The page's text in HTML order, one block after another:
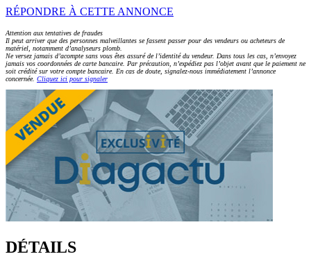
RÉPONDRE À CETTE ANNONCE
Attention aux tentatives de fraudes
Il peut arriver que des personnes malveillantes se fassent passer pour des vendeurs ou acheteurs de
matériel, notamment d’analyseurs plomb.
Ne versez jamais d’acompte sans vous êtes assuré de l’identité du vendeur. Dans tous les cas, n’envoyez
jamais vos coordonnées de carte bancaire. Par précaution, n’expédiez pas l’objet avant que le paiement ne
soit crédité sur votre compte bancaire. En cas de doute, signalez-nous immédiatement l’annonce
concernée. Cliquez ici pour signaler
DÉTAILS